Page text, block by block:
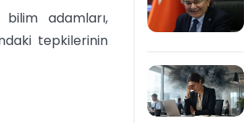
adamları,
tepkilerinin